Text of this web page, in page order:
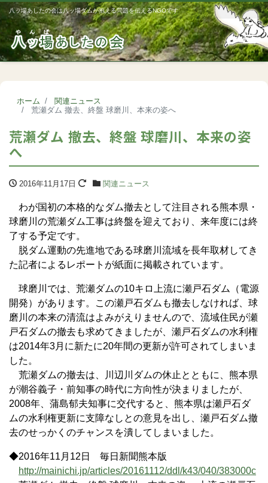
八ッ場あしたの会は八ッ場ダムが抱える問題を伝えるNGOです
ホーム
関連ニュース
荒瀬ダム 撤去、終盤 球磨川、本来の姿へ
荒瀬ダム 撤去、終盤 球磨川、本来の姿
へ
2016年11月17日 関連ニュース
わが国初の本格的なダム撤去として注目される熊本県・
球磨川の荒瀬ダム工事は終盤を迎えており、来年度には終
了する予定です。
脱ダム運動の先進地である球磨川流域を長年取材してき
た記者によるレポートが紙面に掲載されています。
球磨川では、荒瀬ダムの10キロ上流に瀬戸石ダム（電源
開発）があります。この瀬戸石ダムも撤去しなければ、球
磨川の本来の清流はよみがえりませんので、流域住民が瀬
戸石ダムの撤去も求めてきましたが、瀬戸石ダムの水利権
は2014年3月に新たに20年間の更新が許可されてしまいま
した。
荒瀬ダムの撤去は、川辺川ダムの休止とともに、熊本県
が潮谷義子・前知事の時代に方向性が決まりましたが、
2008年、蒲島郁夫知事に交代すると、熊本県は瀬戸石ダ
ムの水利権更新に支障なしとの意見を出し、瀬戸石ダム撤
去のせっかくのチャンスを潰してしまいました。
◆2016年11月12日 毎日新聞熊本版
http://mainichi.jp/articles/20161112/ddl/k43/040/383000c